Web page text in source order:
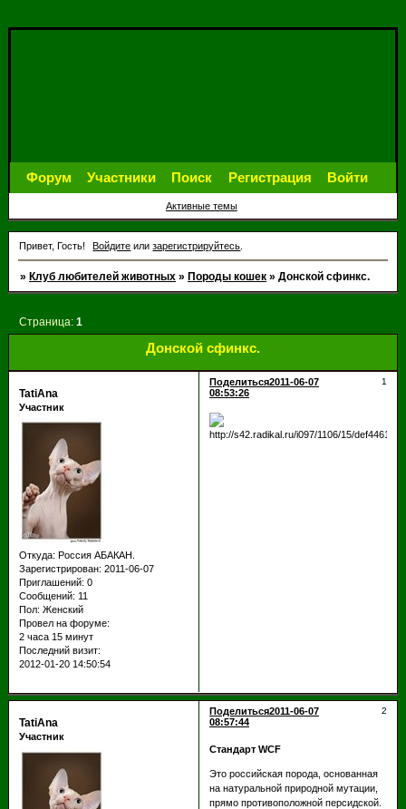
Форум Участники Поиск Регистрация Войти
Активные темы
Привет, Гость! Войдите илизарегистрируйтесь
»Клуб любителей животных »Породы кошек »Донской сфинкс.
Донской сфинкс.
Страница:1
Поделиться 1
2011-06-07
08:53:26
TatiAna
Участник
Откуда: Россия АБАКАН.
Зарегистрирован: 2011-06-07
Приглашений: 0
Сообщений: 11
Пол: Женский
Провел на форуме:
2 часа 15 минут
Последний визит:
2012-01-20 14:50:54
Поделиться 2
2011-06-07
08:57:44
TatiAna
Участник
Стандарт WCF
Это российская порода, основанная
на натуральной природной мутации,
прямо противоположной персидской.